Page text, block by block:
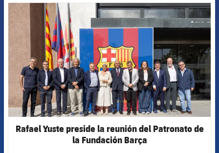
FCB Barcelona badge
Rafael Yuste preside la reunión del Patronato de
la Fundación Barça